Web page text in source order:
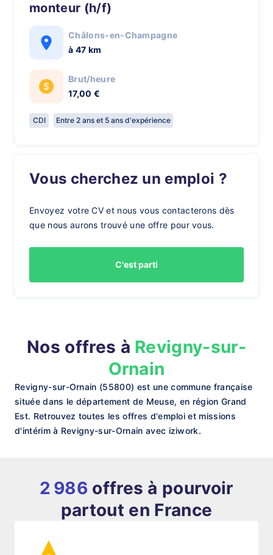
monteur (h/f)
Châlons-en-Champagne
à 47 km
Brut/heure
17,00 €
CDI Entre 2 ans et 5 ans d'expérience
Vous cherchez un emploi ?
Envoyez votre CV et nous vous contacterons dès
que nous aurons trouvé une offre pour vous.
C'est parti
Nos offres à Revigny-sur-
Ornain
Revigny-sur-Ornain (55800) est une commune française
située dans le département de Meuse, en région Grand
Est. Retrouvez toutes les offres d'emploi et missions
d'intérim à Revigny-sur-Ornain avec iziwork.
2 986 offres à pourvoir
partout en France